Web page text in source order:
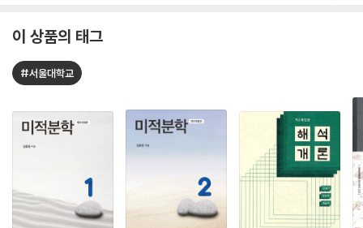
이 상품의 태그
#서울대학교